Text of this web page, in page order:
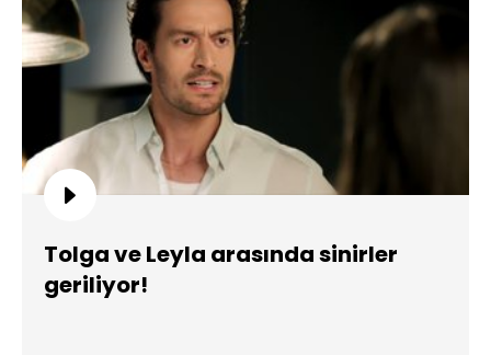
Tolga ve Leyla arasında sinirler
geriliyor!